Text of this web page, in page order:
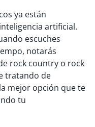
ya están
artificial.
escuches
notarás
rock country o rock
tratando de
mejor opción que te
tu